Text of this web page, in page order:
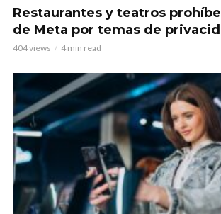
Restaurantes y teatros
de Meta por temas de
404 views 4 min read